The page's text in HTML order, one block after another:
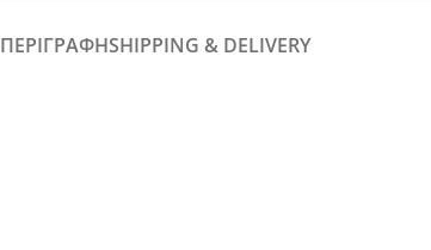
ΠΕΡΙΓΡΑΦΉSHIPPING & DELIVERY